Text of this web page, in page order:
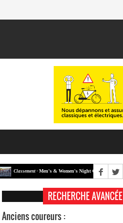
Classement -Men's & Women's Night Crit #2
RECHERCHE AVANCÉE
Anciens coureurs :